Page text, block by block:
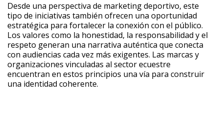
Desde una perspectiva de marketing deportivo, este
tipo de iniciativas también ofrecen una oportunidad
estratégica para fortalecer la conexión con el público.
Los valores como la honestidad, la responsabilidad y el
respeto generan una narrativa auténtica que conecta
con audiencias cada vez más exigentes. Las marcas y
organizaciones vinculadas al sector ecuestre
encuentran en estos principios una vía para construir
una identidad coherente.